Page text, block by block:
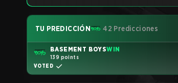
TU PREDICCIÓN 42 Predicciones
BASEMENT BOYSWIN
139 points
VOTED